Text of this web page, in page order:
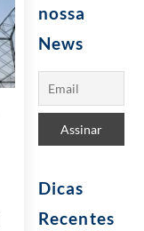
nossa
News
Dicas
Recentes